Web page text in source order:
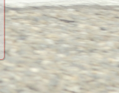
12
13
15